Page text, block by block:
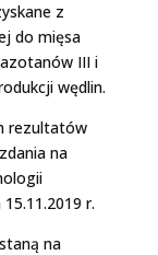
z
do mięsa
III i
wędlin.
rezultatów
na
r.
na